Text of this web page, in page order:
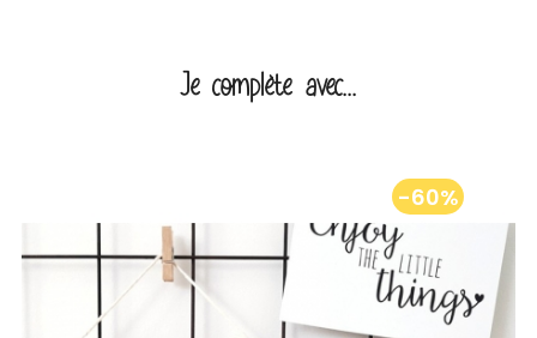
Je complète avec...
-60%